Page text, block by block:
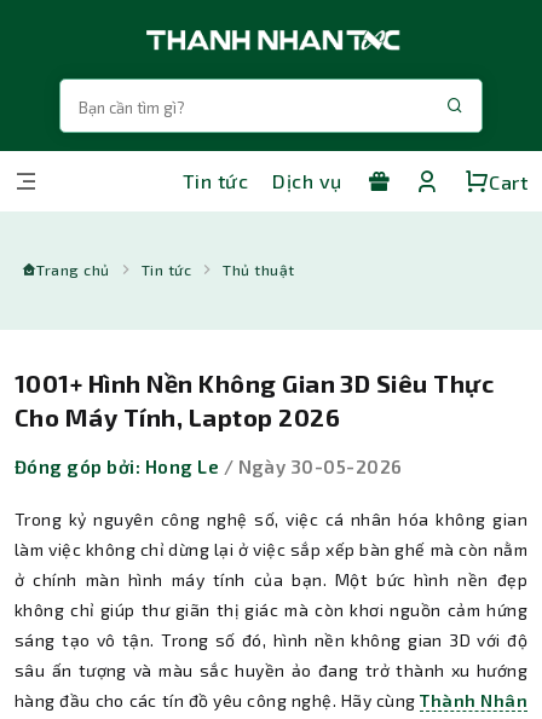
Tin tức Dịch vụ Cart
Trang chủ Tin tức Thủ thuật
1001+ Hình Nền Không Gian 3D Siêu Thực
Cho Máy Tính, Laptop 2026
Đóng góp bởi: Hong Le / Ngày 30-05-2026
Trong kỷ nguyên công nghệ số, việc cá nhân hóa không gian
làm việc không chỉ dừng lại ở việc sắp xếp bàn ghế mà còn nằm
ở chính màn hình máy tính của bạn. Một bức hình nền đẹp
không chỉ giúp thư giãn thị giác mà còn khơi nguồn cảm hứng
sáng tạo vô tận. Trong số đó, hình nền không gian 3D với độ
sâu ấn tượng và màu sắc huyền ảo đang trở thành xu hướng
hàng đầu cho các tín đồ yêu công nghệ. Hãy cùngThành Nhân